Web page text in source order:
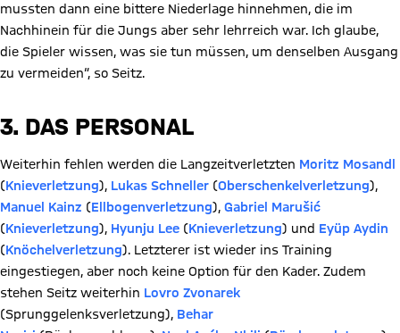
mussten dann eine bittere Niederlage hinnehmen, die im
Nachhinein für die Jungs aber sehr lehrreich war. Ich glaube,
die Spieler wissen, was sie tun müssen, um denselben Ausgang
zu vermeiden“, so Seitz.
3. DAS PERSONAL
Weiterhin fehlen werden die Langzeitverletzten Moritz Mosandl
(Knieverletzung), Lukas Schneller (Oberschenkelverletzung),
Manuel Kainz (Ellbogenverletzung), Gabriel Marušić
(Knieverletzung), Hyunju Lee (Knieverletzung) und Eyüp Aydin
(Knöchelverletzung). Letzterer ist wieder ins Training
eingestiegen, aber noch keine Option für den Kader. Zudem
stehen Seitz weiterhin Lovro Zvonarek
(Sprunggelenksverletzung), Behar